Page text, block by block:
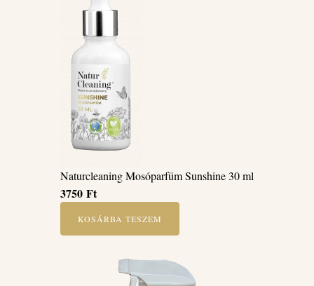
Naturcleaning Mosóparfüm Sunshine 30 ml
3750 Ft
KOSÁRBA TESZEM